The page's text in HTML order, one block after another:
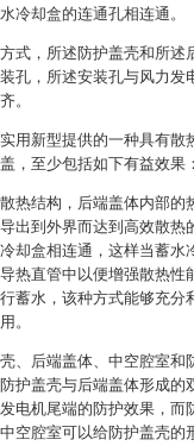
冷却盒的连通孔相连通。
式，所述防护盖壳和所述
孔，所述安装孔与风力发
。
用新型提供的一种具有散
，至少包括如下有益效果：
热结构，后端盖体内部的
出到外界而达到高效散热
却盒相连通，这样当蓄水
热直管中以便增强散热性
蓄水，该种方式能够充分
。
、后端盖体、中空腔室和
护盖壳与后端盖体形成的
电机尾端的防护效果，而
空腔室可以给防护盖壳的